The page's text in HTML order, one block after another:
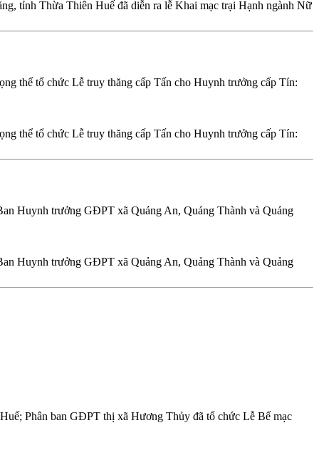
tỉnh Thừa Thiên Huế đã diễn ra lễ Khai mạc trại Hạnh ngành Nữ
thể tổ chức Lễ truy thăng cấp Tấn cho Huynh trưởng cấp Tín:
thể tổ chức Lễ truy thăng cấp Tấn cho Huynh trưởng cấp Tín:
Huynh trưởng GĐPT xã Quảng An, Quảng Thành và Quảng
Huynh trưởng GĐPT xã Quảng An, Quảng Thành và Quảng
Phân ban GĐPT thị xã Hương Thủy đã tổ chức Lễ Bế mạc